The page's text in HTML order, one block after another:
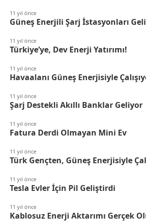
11 yıl önce
Güneş Enerjili Şarj İstasyonları
11 yıl önce
Türkiye’ye, Dev Enerji Yatırımı!
11 yıl önce
Havaalanı Güneş Enerjisiyle
11 yıl önce
Şarj Destekli Akıllı Banklar Geliyor
11 yıl önce
Fatura Derdi Olmayan Mini Ev
11 yıl önce
Türk Gençten, Güneş Enerjisiyle
11 yıl önce
Tesla Evler İçin Pil Geliştirdi
11 yıl önce
Kablosuz Enerji Aktarımı Gerçek